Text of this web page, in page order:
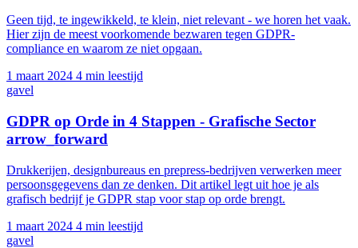
Geen tijd, te ingewikkeld, te klein, niet relevant - we horen het vaak.
Hier zijn de meest voorkomende bezwaren tegen GDPR-
compliance en waarom ze niet opgaan.
1 maart 2024 4 min leestijd
gavel
GDPR op Orde in 4 Stappen - Grafische Sector
arrow_forward
Drukkerijen, designbureaus en prepress-bedrijven verwerken meer
persoonsgegevens dan ze denken. Dit artikel legt uit hoe je als
grafisch bedrijf je GDPR stap voor stap op orde brengt.
1 maart 2024 4 min leestijd
gavel